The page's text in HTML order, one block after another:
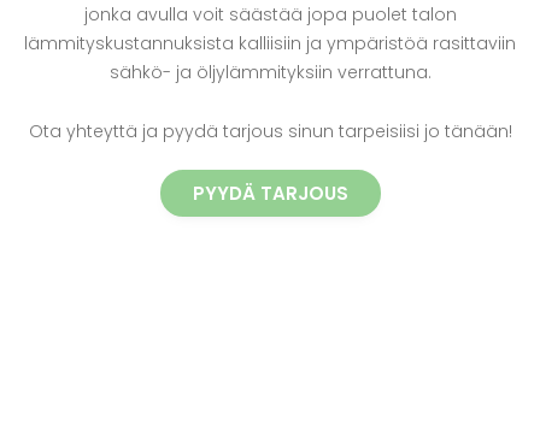
jonka avulla voit säästää jopa puolet talon
lämmityskustannuksista kalliisiin ja ympäristöä rasittaviin
sähkö- ja öljylämmityksiin verrattuna.
Ota yhteyttä ja pyydä tarjous sinun tarpeisiisi jo tänään!
PYYDÄ TARJOUS